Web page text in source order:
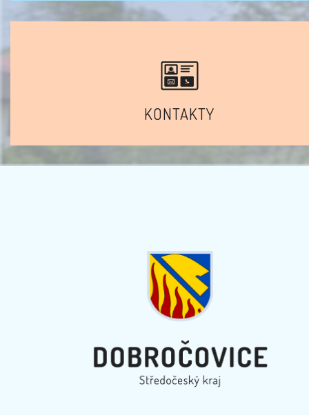
KONTAKTY